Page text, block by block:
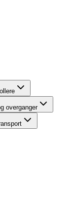
overganger